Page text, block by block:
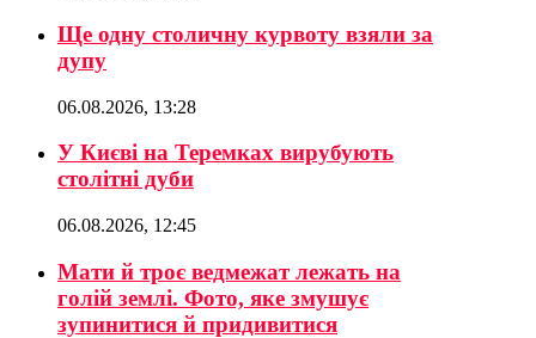
Ще одну столичну курвоту взяли за
дупу
06.08.2026, 13:28
У Києві на Теремках вирубують
столітні дуби
06.08.2026, 12:45
Мати й троє ведмежат лежать на
голій землі. Фото, яке змушує
зупинитися й придивитися